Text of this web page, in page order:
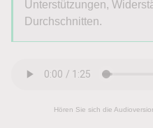
Unterstützungen,
Durchschnitten.
Hören Sie sich die